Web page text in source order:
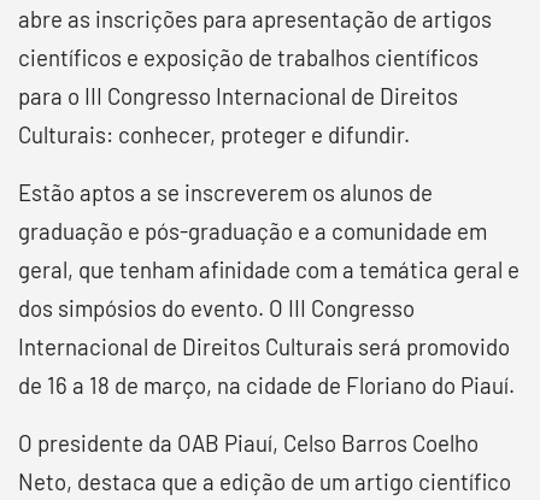
abre as inscrições para apresentação de artigos
científicos e exposição de trabalhos científicos
para o III Congresso Internacional de Direitos
Culturais: conhecer, proteger e difundir.
Estão aptos a se inscreverem os alunos de
graduação e pós-graduação e a comunidade em
geral, que tenham afinidade com a temática geral e
dos simpósios do evento. O III Congresso
Internacional de Direitos Culturais será promovido
de 16 a 18 de março, na cidade de Floriano do Piauí.
O presidente da OAB Piauí, Celso Barros Coelho
Neto, destaca que a edição de um artigo científico